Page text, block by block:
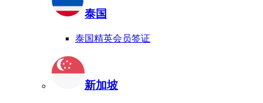
泰国
泰国精英会员签证
新加坡